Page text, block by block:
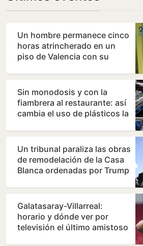
Un hombre permanece cinco
horas atrincherado en un
piso de Valencia con su
Sin monodosis y con la
fiambrera al restaurante: así
cambia el uso de plásticos la
Un tribunal paraliza las obras
de remodelación de la Casa
Blanca ordenadas por Trump
Galatasaray-Villarreal:
horario y dónde ver por
televisión el último amistoso